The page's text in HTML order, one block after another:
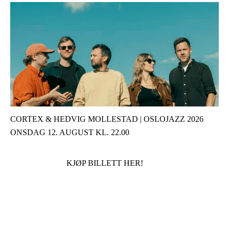
CORTEX & HEDVIG MOLLESTAD | OSLOJAZZ 2026
ONSDAG 12. AUGUST KL. 22.00
KJØP BILLETT HER!